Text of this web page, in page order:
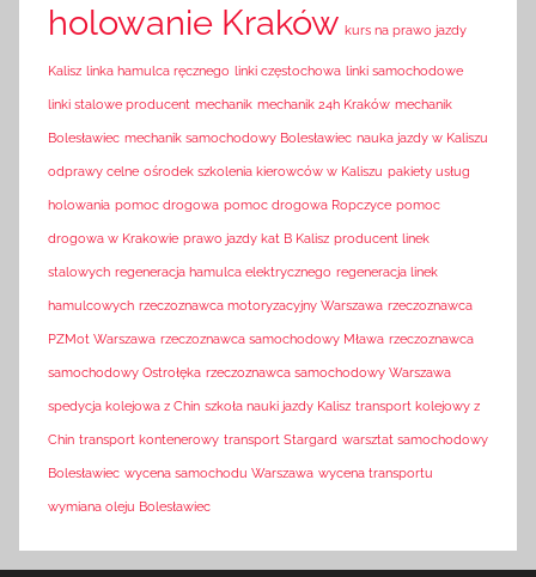
holowanie Kraków kurs na prawo jazdy
Kalisz linka hamulca ręcznego linki częstochowa linki samochodowe
linki stalowe producent mechanik mechanik 24h Kraków mechanik
Bolesławiec mechanik samochodowy Bolesławiec nauka jazdy w Kaliszu
odprawy celne ośrodek szkolenia kierowców w Kaliszu pakiety usług
holowania pomoc drogowa pomoc drogowa Ropczyce pomoc
drogowa w Krakowie prawo jazdy kat B Kalisz producent linek
stalowych regeneracja hamulca elektrycznego regeneracja linek
hamulcowych rzeczoznawca motoryzacyjny Warszawa rzeczoznawca
PZMot Warszawa rzeczoznawca samochodowy Mława rzeczoznawca
samochodowy Ostrołęka rzeczoznawca samochodowy Warszawa
spedycja kolejowa z Chin szkoła nauki jazdy Kalisz transport kolejowy z
Chin transport kontenerowy transport Stargard warsztat samochodowy
Bolesławiec wycena samochodu Warszawa wycena transportu
wymiana oleju Bolesławiec